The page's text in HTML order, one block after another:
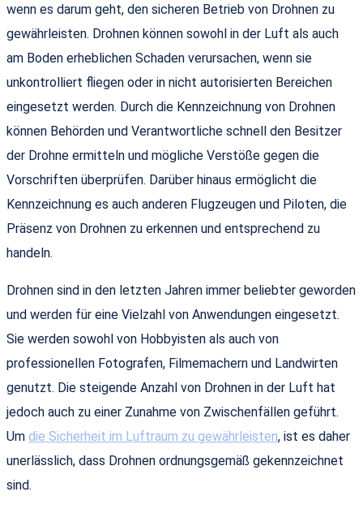
wenn es darum geht, den sicheren Betrieb von Drohnen zu
gewährleisten. Drohnen können sowohl in der Luft als auch
am Boden erheblichen Schaden verursachen, wenn sie
unkontrolliert fliegen oder in nicht autorisierten Bereichen
eingesetzt werden. Durch die Kennzeichnung von Drohnen
können Behörden und Verantwortliche schnell den Besitzer
der Drohne ermitteln und mögliche Verstöße gegen die
Vorschriften überprüfen. Darüber hinaus ermöglicht die
Kennzeichnung es auch anderen Flugzeugen und Piloten, die
Präsenz von Drohnen zu erkennen und entsprechend zu
handeln.
Drohnen sind in den letzten Jahren immer beliebter geworden
und werden für eine Vielzahl von Anwendungen eingesetzt.
Sie werden sowohl von Hobbyisten als auch von
professionellen Fotografen, Filmemachern und Landwirten
genutzt. Die steigende Anzahl von Drohnen in der Luft hat
jedoch auch zu einer Zunahme von Zwischenfällen geführt.
Um die Sicherheit im Luftraum zu gewährleisten, ist es daher
unerlässlich, dass Drohnen ordnungsgemäß gekennzeichnet
sind.